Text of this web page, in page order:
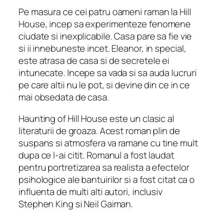
Pe masura ce cei patru oameni raman la Hill
House, incep sa experimenteze fenomene
ciudate si inexplicabile. Casa pare sa fie vie
si ii innebuneste incet. Eleanor, in special,
este atrasa de casa si de secretele ei
intunecate. Incepe sa vada si sa auda lucruri
pe care altii nu le pot, si devine din ce in ce
mai obsedata de casa.
Haunting of Hill House este un clasic al
literaturii de groaza. Acest roman plin de
suspans si atmosfera va ramane cu tine mult
dupa ce l-ai citit. Romanul a fost laudat
pentru portretizarea sa realista a efectelor
psihologice ale bantuirilor si a fost citat ca o
influenta de multi alti autori, inclusiv
Stephen King si Neil Gaiman.